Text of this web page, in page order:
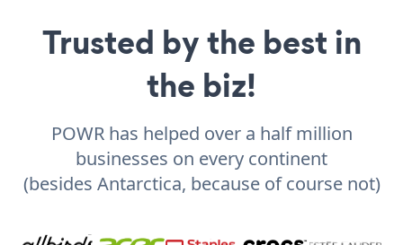
Trusted by the best in
the biz!
POWR has helped over a half million
businesses on every continent
(besides Antarctica, because of course not)